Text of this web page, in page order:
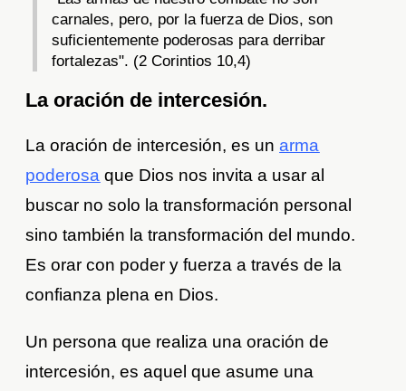
carnales, pero, por la fuerza de Dios, son
suficientemente poderosas para derribar
fortalezas". (2 Corintios 10,4)
La oración de intercesión.
La oración de intercesión, es unarma
poderosa que Dios nos invita a usar al
buscar no solo la transformación personal
sino también la transformación del mundo.
Es orar con poder y fuerza a través de la
confianza plena en Dios.
Un persona que realiza una oración de
intercesión, es aquel que asume una